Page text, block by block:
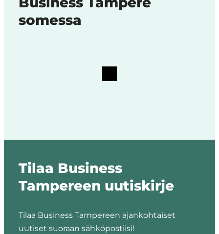
somessa
Tilaa Business
Tampereen uutiskirje
Tilaa Business Tampereen ajankohtaiset
uutiset suoraan sähköpostiisi!